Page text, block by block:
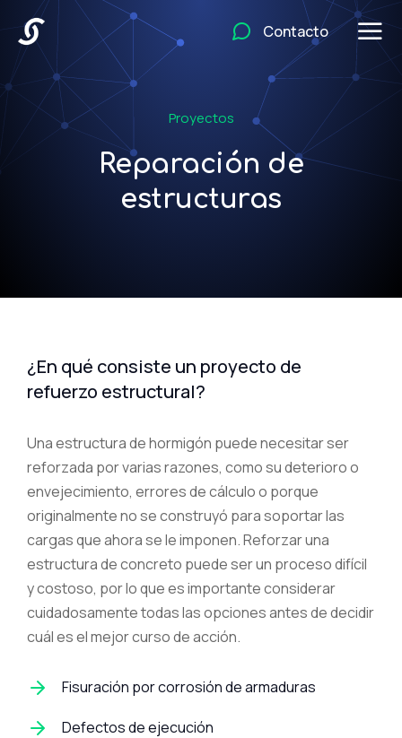
Contacto
Proyectos
Reparación de
estructuras
¿En qué consiste un proyecto de
refuerzo estructural?
Una estructura de hormigón puede necesitar ser
reforzada por varias razones, como su deterioro o
envejecimiento, errores de cálculo o porque
originalmente no se construyó para soportar las
cargas que ahora se le imponen.Reforzar una
estructura de concreto puede ser un proceso difícil
y costoso, por lo que es importante considerar
cuidadosamente todas las opciones antes de decidir
cuál es el mejor curso de acción.
Fisuración por corrosión de armaduras
Defectos de ejecución